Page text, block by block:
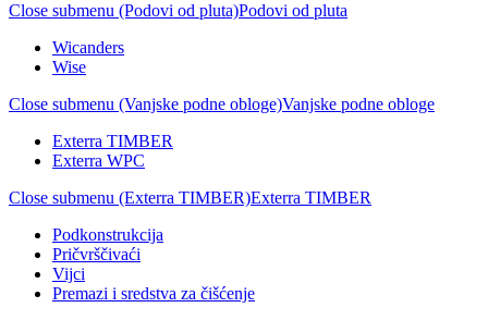
Close submenu (Podovi od pluta)Podovi od pluta
Wicanders
Wise
Close submenu (Vanjske podne obloge)Vanjske podne obloge
Exterra TIMBER
Exterra WPC
Close submenu (Exterra TIMBER)Exterra TIMBER
Podkonstrukcija
Pričvrščivaći
Vijci
Premazi i sredstva za čišćenje